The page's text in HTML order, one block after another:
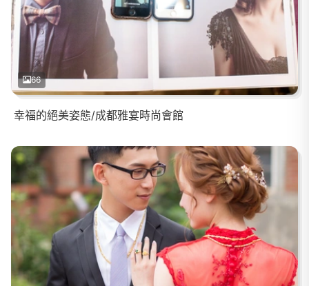
66
幸福的絕美姿態/成都雅宴時尚會館